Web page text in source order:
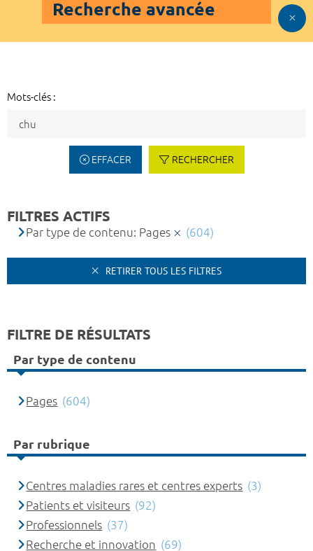
Recherche avancée
Mots-clés :
EFFACER RECHERCHER
FILTRES ACTIFS
Par type de contenu: Pages (604)
RETIRER TOUS LES FILTRES
FILTRE DE RÉSULTATS
Par type de contenu
Pages (604)
Par rubrique
Centres maladies rares et centres experts (3)
Patients et visiteurs (92)
Professionnels (37)
Recherche et innovation (69)